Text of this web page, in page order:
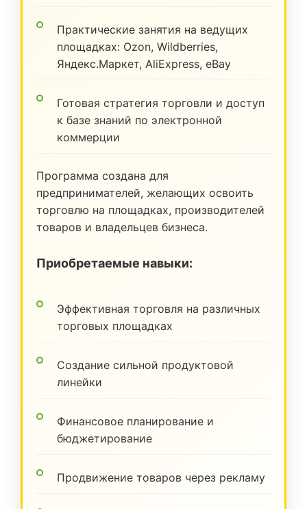
Практические занятия на ведущих
площадках: Ozon, Wildberries,
Яндекс.Маркет, AliExpress, eBay
Готовая стратегия торговли и доступ
к базе знаний по электронной
коммерции
Программа создана для
предпринимателей, желающих освоить
торговлю на площадках, производителей
товаров и владельцев бизнеса.
Приобретаемые навыки:
Эффективная торговля на различных
торговых площадках
Создание сильной продуктовой
линейки
Финансовое планирование и
бюджетирование
Продвижение товаров через рекламу